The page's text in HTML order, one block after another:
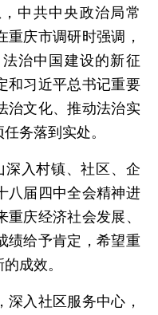
中共中央政治局常
庆市调研时强调，
治中国建设的新征
和习近平总书记重要
治文化、推动法治实
务落到实处。
入村镇、社区、企
八届四中全会精神进
庆经济社会发展、
绩给予肯定，希望重
成效。
入社区服务中心，